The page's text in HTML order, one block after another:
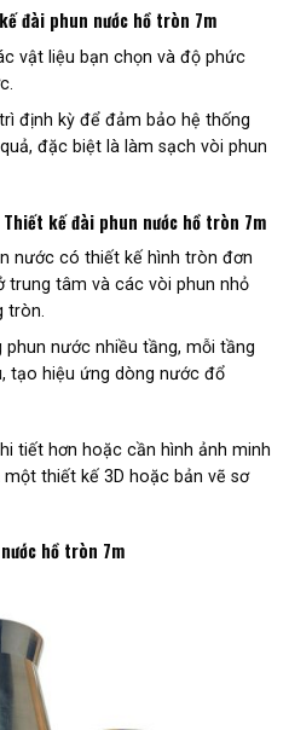
đài phun nước hồ tròn 7m
vật liệu bạn chọn và độ phức
định kỳ để đảm bảo hệ thống
đặc biệt là làm sạch vòi phun
kế đài phun nước hồ tròn 7m
nước có thiết kế hình tròn đơn
trung tâm và các vòi phun nhỏ
tròn.
nước nhiều tầng, mỗi tầng
tạo hiệu ứng dòng nước đổ
tiết hơn hoặc cần hình ảnh minh
thiết kế 3D hoặc bản vẽ sơ
hồ tròn 7m